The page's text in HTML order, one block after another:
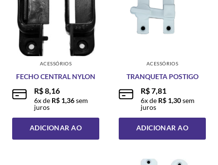
opções
podem
escolhidas
página
do
produto
opções
podem
ser
escolhidas
do
produto
ACESSÓRIOS
FECHO CENTRAL NYLON
R$8,16
6x de R$ 1,36sem
juros
ADICIONAR AO
ACESSÓRIOS
TRANQUETA POSTIGO
R$7,81
6x de R$ 1,30sem
juros
ADICIONAR AO